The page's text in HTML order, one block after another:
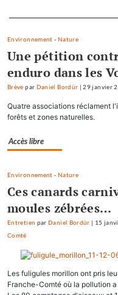
Environnement - Nature
Une pétition
enduro dans les
Brève par Daniel Bordür |29 janvier
Quatre associations réclament
forêts et zones naturelles.
Accès libre
Environnement - Nature
Ces canards
moules zébrées…
Entretien parDaniel Bordür | 15
Comté
Les fuligules morillon ont pris
Franche-Comté où la pollution